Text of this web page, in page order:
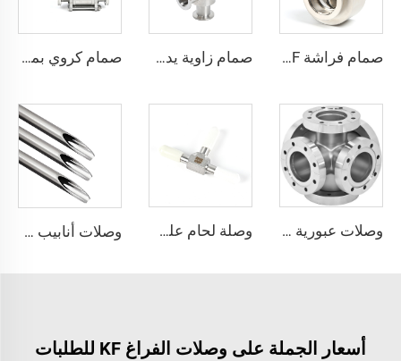
صمام فراشة KF مع عجلة يدوية KF25/KF40/KF50 SS304 SS316L صمام دوار للفراغ مع لوحة مغلقة بختم FKM من الفولاذ المقاوم للصدأ، التحكم في التدفق عبر تعديل NW25/NW40/NW50 صمام زاوية يدوي على شكل L للفراغ KF16/KF25/KF40/KF50 بصفيحة إغلاق محكمة من الفولاذ المقاوم للصدأ SS304/SS316L، تجهيزات مشبكية، أنواع مختلفة من الصمامات الزاوية عالية الجودة بمقاسات NW16-NW50 صمام كروي بمقود للفراغ حسب معيار ISO-K، من الفولاذ المقاوم للصدأ SS304 وSS316L، صمام كروي ثلاثي القطع قطره NW63/NW80/NW100، بمنصة ISO63-ISO100
وصلات عبورية CF ذات 6 اتجاهات من الفولاذ المقاوم للصدأ SS304 وSS316L، فتحات عبورية بقطر 3/4"-4"، وصلة عبورية عالية الجودة قابلة للدوران/ثابتة من CF16 إلى CF100 للفراغ العالي وصلة لحام على شكل حرف T عالية الجودة لأنابيب فائقة النقاء من الفولاذ المقاوم للصدأ SS316L، وصلة لحام على شكل حرف T طويلة، وصلة لحام أوتوماتيكية مدارية UHP من الفولاذ المقاوم للصدأ وصلات أنابيب عالية النقاوة من الفولاذ المقاوم للصدأ SS316L، أنابيب لحام من الفولاذ المقاوم للصدأ، أنابيب عالية الجودة وفائقة النقاوة (UHP) من الدرجة BA أو EP للصناعات شبه الموصلة
أسعار الجملة على وصلات الفراغ KF للطلبات